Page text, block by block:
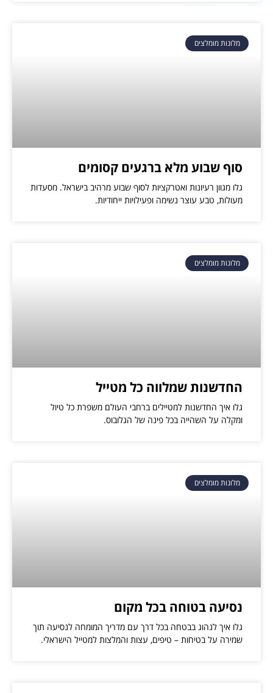
מלונות מומלצים
סוף שבוע מלא ברגעים קסומים
גלו מגוון רעיונות ואטרקציות לסוף שבוע מרהיב בישראל. מסעדות
מעולות, טבע עוצר נשימה ופעילויות ייחודיות.
מלונות מומלצים
החדשנות שמלווה כל מטייל
גלו איך החדשנות למטיילים ברחבי העולם משפרת כל טיול
ומקלה על השהייה בכל פינה של הגלובוס.
מלונות מומלצים
נסיעה בטוחה בכל מקום
גלו איך לנהוג בבטחה בכל דרך עם מדריך המומחה לנסיעה תוך
שמירה על בטיחות – טיפים, עצות והמלצות למטייל הישראלי.